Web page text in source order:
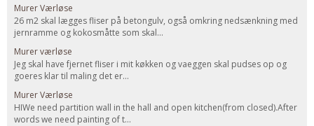
Andet
MALER
Indendørs
Udendørs
Kan Det Males?
MURER
Murer Værløse
26 m2 skal lægges fliser på betongulv, også omkring nedsænkning med
jernramme og kokosmåtte som skal...
Murer værløse
Jeg skal have fjernet fliser i mit køkken og vaeggen skal pudses op og
goeres klar til maling det er...
Murer Værløse
HIWe need partition wall in the hall and open kitchen(from closed).After
words we need painting of t...